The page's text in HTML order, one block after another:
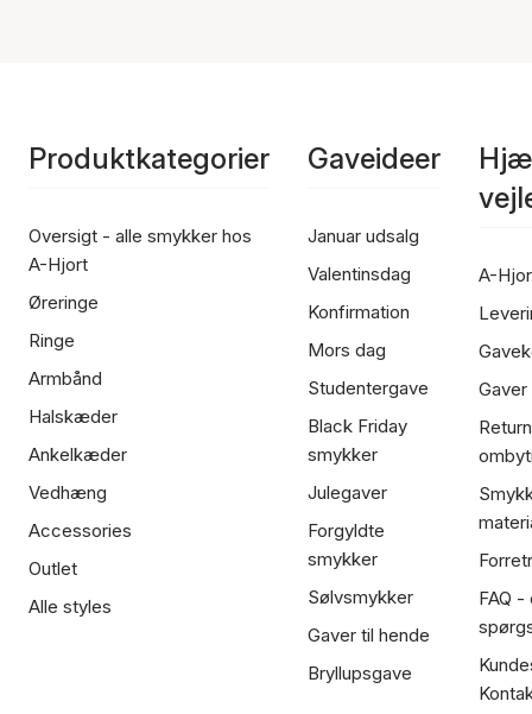
Produktkategorier
Oversigt - alle smykker hos
A-Hjort
Øreringe
Ringe
Armbånd
Halskæder
Ankelkæder
Vedhæng
Accessories
Outlet
Alle styles
Gaveideer
Januar udsalg
Valentinsdag
Konfirmation
Mors dag
Studentergave
Black Friday
smykker
Julegaver
Forgyldte
smykker
Sølvsmykker
Gaver til hende
Bryllupsgave
A-
FAQ